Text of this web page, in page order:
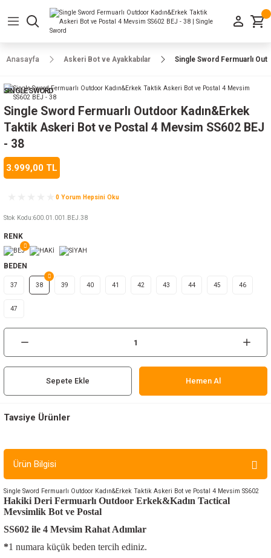
Geri Dön
Geri Dön
Combat
ve Çorap
Geri Dön
Geri Dön
Geri Dön
Geri Dön
Geri Dön
Anasayfa Askeri Bot ve Ayakkabılar Single Sword Fermuarlı
SINGLE SWORD
Single Sword Fermuarlı Outdoor Kadın&Erkek
Taktik Askeri Bot ve Postal 4 Mevsim SS602 BEJ
- 38
3.999,00 TL
0 Yorum Hepsini Oku
Stok Kodu:600.01.001.BEJ.38
RENK
BEDEN
37 38 39 40 41 42 43 44 45 46
47
Sepete Ekle Hemen Al
Tavsiye Ürünler
Single Sword Fermuarlı Outdoor Kadın&Erkek Taktik Askeri Bot ve Postal 4
Ürün Bilgisi
Single Sword Fermuarlı Outdoor Kadın&Erkek Taktik Askeri Bot ve Postal 4 Mevsim SS602
Hakiki Deri Fermuarlı Outdoor Erkek&Kadın Tactical
Mevsimlik Bot ve Postal
SS602 ile 4 Mevsim Rahat Adımlar
*1 numara küçük beden tercih ediniz.